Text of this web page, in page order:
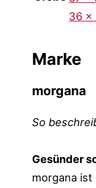
36 x
Marke
morgana
So
Gesünder
morgana